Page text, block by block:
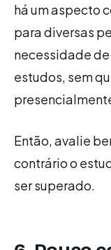
há um aspecto
para diversas
necessidade
estudos, sem
Então, avalie
contrário o
ser superado.